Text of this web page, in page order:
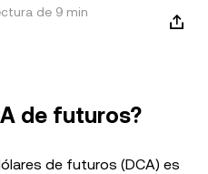
de 9 min
de futuros?
de futuros (DCA) es